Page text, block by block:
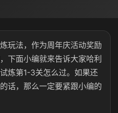
玩法，作为周年庆活动奖励
下面小编就来告诉大家哈利
炼第1-3关怎么过。如果还
话，那么一定要紧跟小编的